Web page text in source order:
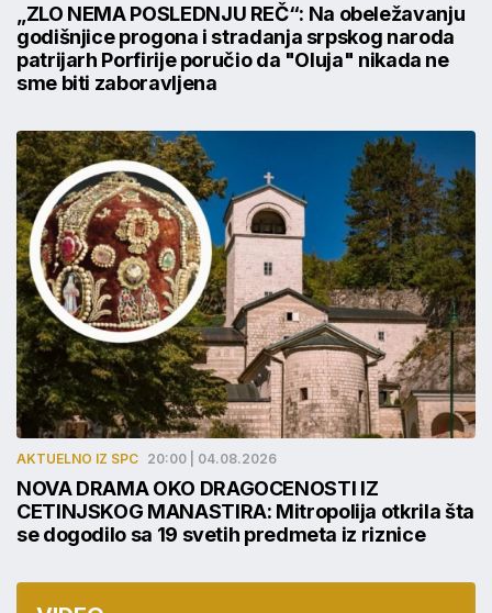
„ZLO NEMA POSLEDNJU REČ“: Na obeležavanju
godišnjice progona i stradanja srpskog naroda
patrijarh Porfirije poručio da "Oluja" nikada ne
sme biti zaboravljena
AKTUELNO IZ SPC 20:00 | 04.08.2026
NOVA DRAMA OKO DRAGOCENOSTI IZ
CETINJSKOG MANASTIRA: Mitropolija otkrila šta
se dogodilo sa 19 svetih predmeta iz riznice